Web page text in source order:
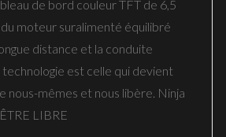
de bord couleur TFT de 6,5
moteur suralimenté équilibré
distance et la conduite
est celle qui devient
nous-mêmes et nous libère. Ninja
LIBRE